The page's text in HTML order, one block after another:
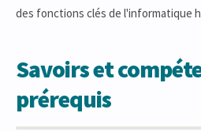
des fonctions clés de l'informatique
Savoirs et
prérequis